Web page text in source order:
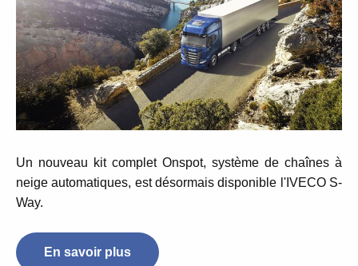
Un nouveau kit complet Onspot, système de chaînes à
neige automatiques, est désormais disponible l'IVECO S-
Way.
En savoir plus